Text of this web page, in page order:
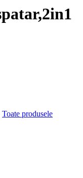
Toate produsele